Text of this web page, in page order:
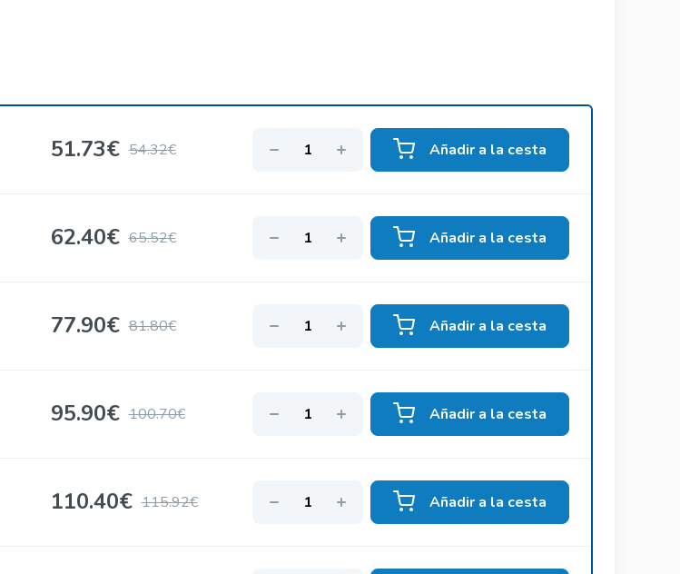
51.73€ 54.32€ Añadir a la cesta
62.40€ 65.52€ Añadir a la cesta
77.90€ 81.80€ Añadir a la cesta
95.90€ 100.70€ Añadir a la cesta
110.40€ 115.92€ Añadir a la cesta